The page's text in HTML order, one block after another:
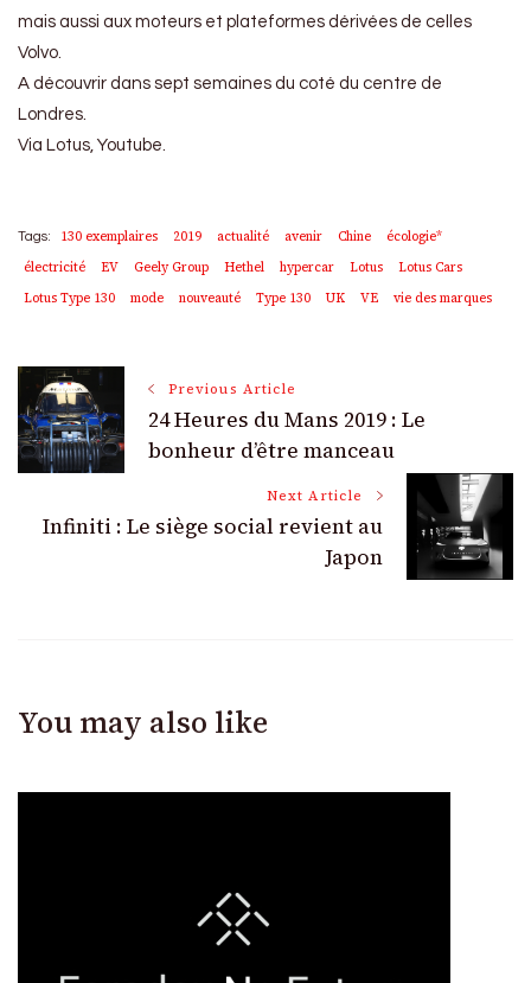
mais aussi aux moteurs et plateformes dérivées de celles
Volvo.
A découvrir dans sept semaines du coté du centre de
Londres.
Via Lotus, Youtube.
Tags: 130 exemplaires 2019 actualité avenir Chine
écologie*
électricité
EV Geely Group Hethel hypercar Lotus
Lotus Cars
Lotus Type 130
mode nouveauté Type 130 UK VE vie des marques
Post
Navigation
Previous Article
24 Heures du Mans 2019 : Le
bonheur d’être manceau
Next Article
Infiniti : Le siège social revient au
Japon
You may also like